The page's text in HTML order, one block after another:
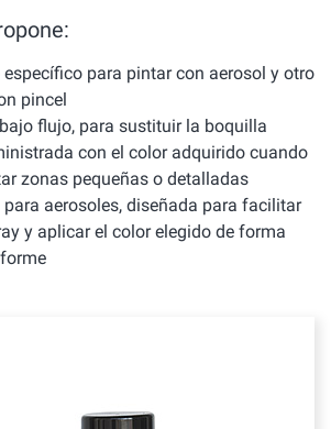
específico para pintar con aerosol y otro
pincel
flujo, para sustituir la boquilla
con el color adquirido cuando
zonas pequeñas o detalladas
para aerosoles, diseñada para facilitar
y aplicar el color elegido de forma